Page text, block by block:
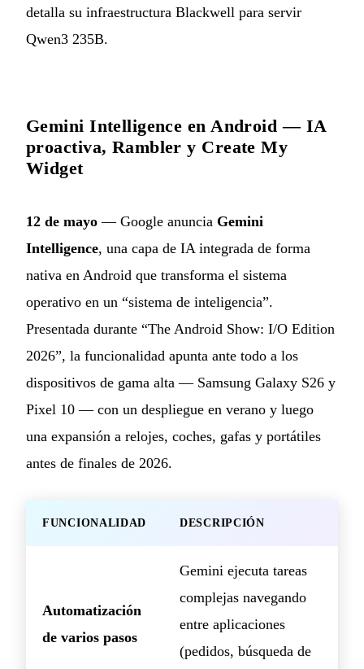
detalla su infraestructura Blackwell para servir
Qwen3 235B.
Gemini Intelligence en Android — IA
proactiva, Rambler y Create My
Widget
12 de mayo — Google anuncia Gemini
Intelligence, una capa de IA integrada de forma
nativa en Android que transforma el sistema
operativo en un “sistema de inteligencia”.
Presentada durante “The Android Show: I/O Edition
2026”, la funcionalidad apunta ante todo a los
dispositivos de gama alta — Samsung Galaxy S26 y
Pixel 10 — con un despliegue en verano y luego
una expansión a relojes, coches, gafas y portátiles
antes de finales de 2026.
FUNCIONALIDAD DESCRIPCIÓN
Automatización
de varios pasos
Gemini ejecuta tareas
complejas navegando
entre aplicaciones
(pedidos, búsqueda de